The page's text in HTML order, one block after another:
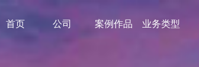
首页 公司 案例作品 业务类型